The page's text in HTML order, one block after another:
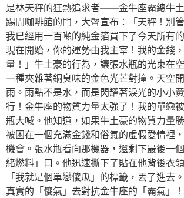
是林天秤的狂熱追求者——金牛座霸總牛
踢開咖啡館的門，大聲宣布：「天秤！別
我已經用一百噸的純金箔買下了今天所有
現在開始，你的運勢由我主宰！我的金錢
量！」牛土豪的行為，讓張水瓶的光束在
一種夾雜著銅臭味的金色光芒對撞。天空
雨。雨點不是水，而是閃耀著淚光的小小
行！金牛座的物質力量太強了！我的單戀
瓶大喊。他知道，如果牛土豪的物質力量
被困在一個充滿金錢和俗氣的虛假愛情裡
機會。張水瓶看向那機器，還剩下最後一
緒燃料」口。他迅速撕下了貼在他背後衣
「我就是個單戀傻瓜」的標籤，丟了進去
真實的「傻氣」去對抗金牛座的「霸氣」